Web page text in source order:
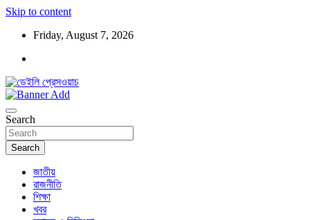
Skip to content
Friday, August 7, 2026
ডেইলি প্রেসওয়াচ
Search
Search
জাতীয়
রাজনীতি
শিক্ষা
খবর